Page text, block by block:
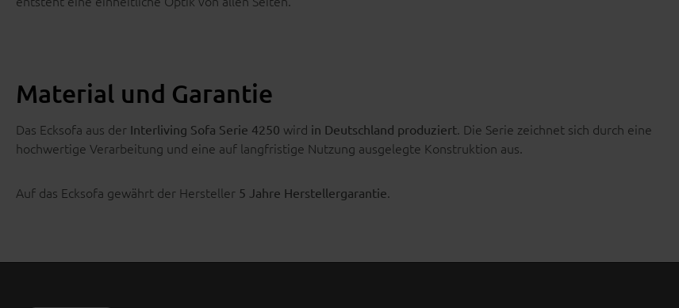
Material und Garantie
Das Ecksofa aus der Interliving Sofa Serie 4250 wird in Deutschland produziert. Die Serie zeichnet sich durch eine
hochwertige Verarbeitung und eine auf langfristige Nutzung ausgelegte Konstruktion aus.
Auf das Ecksofa gewährt der Hersteller 5 Jahre Herstellergarantie.